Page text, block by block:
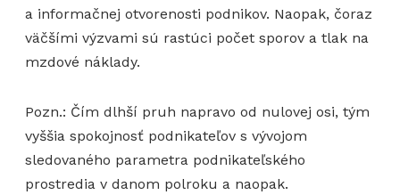
a informačnej otvorenosti podnikov. Naopak, čoraz
väčšími výzvami sú rastúci počet sporov a tlak na
mzdové náklady.
Pozn.: Čím dlhší pruh napravo od nulovej osi, tým
vyššia spokojnosť podnikateľov s vývojom
sledovaného parametra podnikateľského
prostredia v danom polroku a naopak.